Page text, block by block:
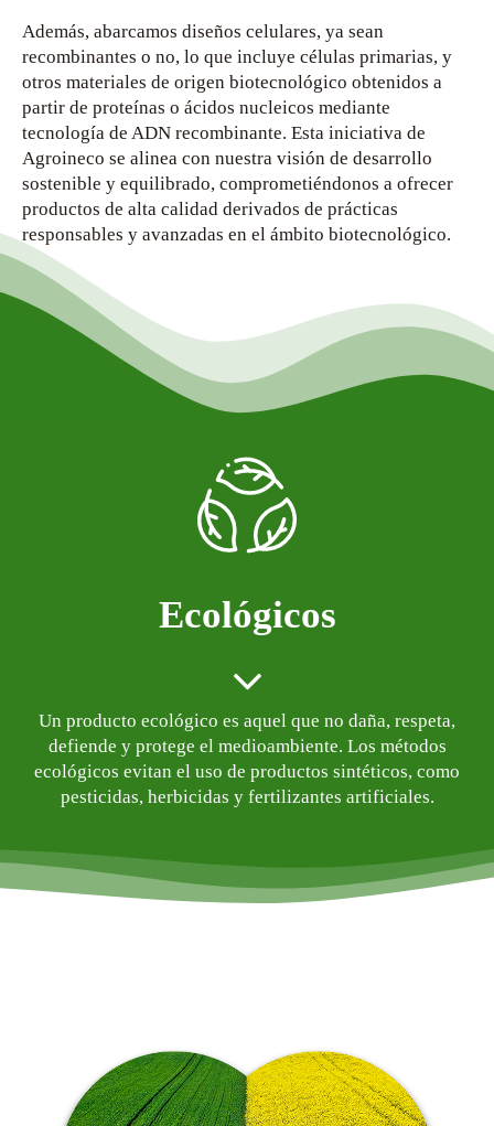
Además, abarcamos diseños celulares, ya sean
recombinantes o no, lo que incluye células primarias, y
otros materiales de origen biotecnológico obtenidos a
partir de proteínas o ácidos nucleicos mediante
tecnología de ADN recombinante. Esta iniciativa de
Agroineco se alinea con nuestra visión de desarrollo
sostenible y equilibrado, comprometiéndonos a ofrecer
productos de alta calidad derivados de prácticas
responsables y avanzadas en el ámbito biotecnológico.
Ecológicos
Un producto ecológico es aquel que no daña, respeta,
defiende y protege el medioambiente. Los métodos
ecológicos evitan el uso de productos sintéticos, como
pesticidas, herbicidas y fertilizantes artificiales.